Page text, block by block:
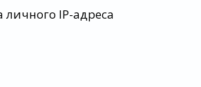
личного IP-адреса